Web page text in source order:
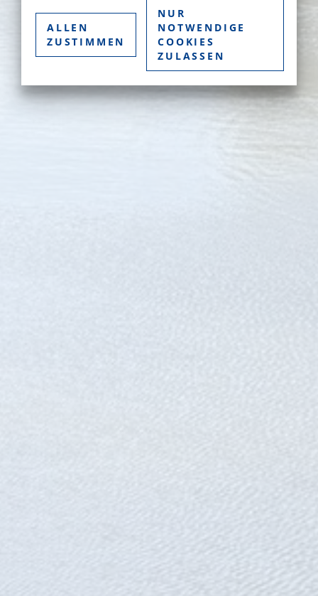
ALLEN
ZUSTIMMEN
NUR
NOTWENDIGE
COOKIES
ZULASSEN